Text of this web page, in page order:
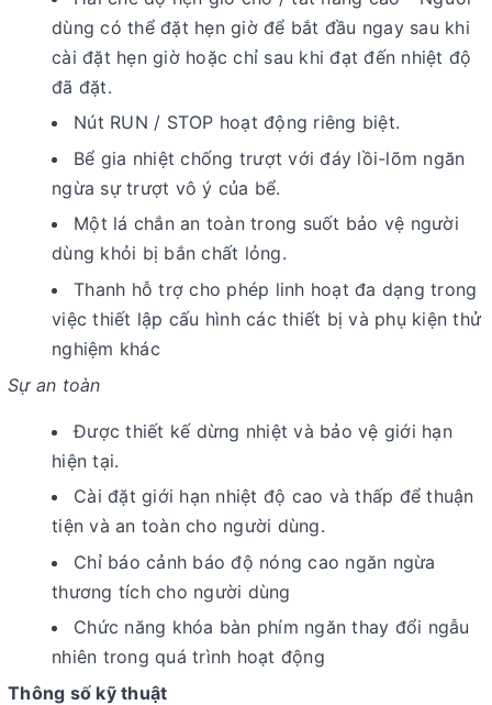
dùng có thể đặt hẹn giờ để bắt đầu ngay sau khi
cài đặt hẹn giờ hoặc chỉ sau khi đạt đến nhiệt độ
đã đặt.
Nút RUN / STOP hoạt động riêng biệt.
Bể gia nhiệt chống trượt với đáy lồi-lõm ngăn
ngừa sự trượt vô ý của bể.
Một lá chắn an toàn trong suốt bảo vệ người
dùng khỏi bị bắn chất lỏng.
Thanh hỗ trợ cho phép linh hoạt đa dạng trong
việc thiết lập cấu hình các thiết bị và phụ kiện thử
nghiệm khác
Sự an toàn
Được thiết kế dừng nhiệt và bảo vệ giới hạn
hiện tại.
Cài đặt giới hạn nhiệt độ cao và thấp để thuận
tiện và an toàn cho người dùng.
Chỉ báo cảnh báo độ nóng cao ngăn ngừa
thương tích cho người dùng
Chức năng khóa bàn phím ngăn thay đổi ngẫu
nhiên trong quá trình hoạt động
Thông số kỹ thuật